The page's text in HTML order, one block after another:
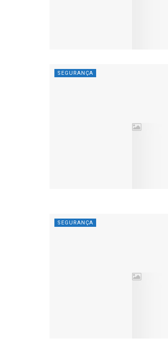
SEGURANÇA
SEGURANÇA